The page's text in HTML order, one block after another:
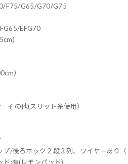
F75/G65/G70/G75
EFG70
）
その他(スリット糸使用）
プ/後ろホック２段３列、ワイヤーあり（
ド:有(レモンパッド)